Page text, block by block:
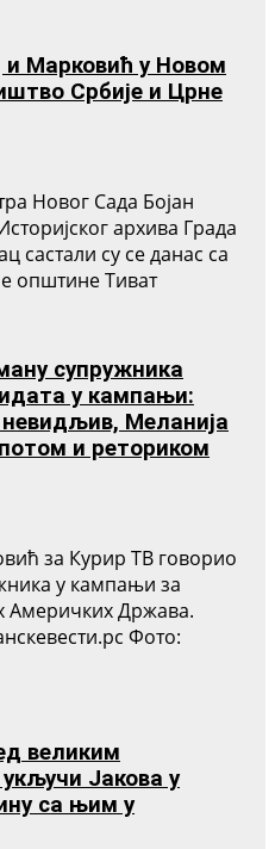
и Марковић у Новом
Србије и Црне
Новог Сада Бојан
архива Града
састали су се данас са
општине Тиват
супружника
у кампањи:
Меланија
и реториком
за Курир ТВ говорио
у кампањи за
Америчких Држава.
Фото:
великим
Јакова у
са њим у